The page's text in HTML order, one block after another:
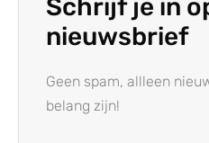
Schrijf je in
nieuwsbrief
Geen spam, allleen
belang zijn!